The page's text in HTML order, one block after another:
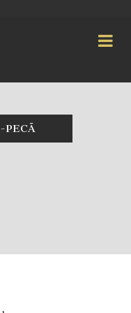
PECÃ